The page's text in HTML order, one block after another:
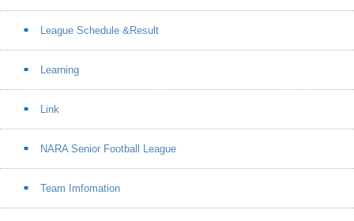
League Schedule &Result
Learning
Link
NARA Senior Football League
Team Imfomation